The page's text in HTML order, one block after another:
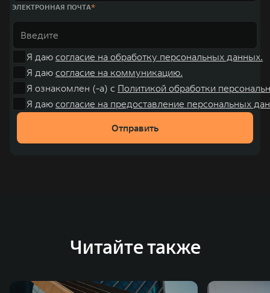
ЭЛЕКТРОННАЯ ПОЧТА
Я даю согласие на обработку персональных данных.
Я даю согласие на коммуникацию.
Я ознакомлен (-а) с Политикой обработки
Я даю согласие на предоставление персональных
Отправить
Читайте также